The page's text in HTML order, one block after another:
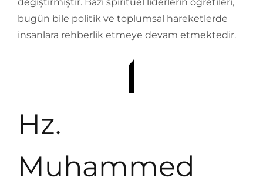
bugün bile politik ve toplumsal hareketlerde
insanlara rehberlik etmeye devam etmektedir.
Hz.
Muhammed